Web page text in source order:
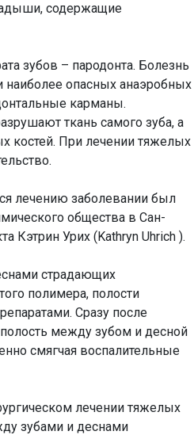
содержащие
зубов – пародонта. Болезнь
наиболее опасных анаэробных
карманы.
ткань самого зуба, а
костей. При лечении тяжелых
лечению заболевании был
общества в Сан-
Кэтрин Урих (Kathryn Uhrich ).
страдающих
полимера, полости
Сразу после
между зубом и десной
смягчая воспалительные
лечении тяжелых
зубами и деснами